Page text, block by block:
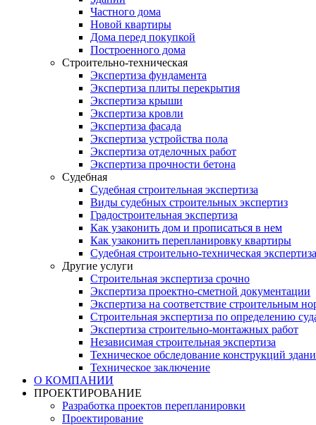
Частного дома
Новой квартиры
Дома перед покупкой
Построенного дома
Строительно-техническая
Экспертиза фундамента
Экспертиза плиты перекрытия
Экспертиза крыши
Экспертиза кровли
Экспертиза фасада
Экспертиза устройства пола
Экспертиза отделочных работ
Экспертиза прочности бетона
Судебная
Судебная строительная экспертиза
Виды судебных строительных экспертиз
Градостроительная экспертиза
Как узаконить дом и прописаться в нем
Как узаконить перепланировку квартиры
Судебная строительно-техническая экспертиза
Другие услуги
Строительная экспертиза срочно
Экспертиза проектно-сметной документации
Экспертиза на соответствие строительным
Строительная экспертиза по определению
Экспертиза строительно-монтажных работ
Независимая строительная экспертиза
Техническое обследование конструкций
Техническое заключение
О КОМПАНИИ
ПРОЕКТИРОВАНИЕ
Разработка проектов перепланировки
Проектирование